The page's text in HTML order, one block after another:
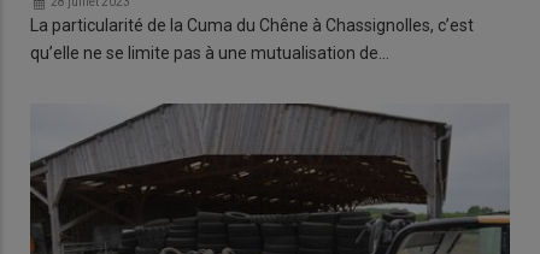
La particularité de la Cuma du Chêne à Chassignolles, c’est
qu’elle ne se limite pas à une mutualisation de…